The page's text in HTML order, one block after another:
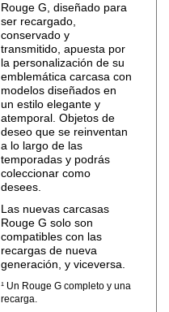
Rouge G, diseñado para
ser recargado,
conservado y
transmitido, apuesta por
la personalización de su
emblemática carcasa con
modelos diseñados en
un estilo elegante y
atemporal. Objetos de
deseo que se reinventan
a lo largo de las
temporadas y podrás
coleccionar como
desees.
Las nuevas carcasas
Rouge G solo son
compatibles con las
recargas de nueva
generación, y viceversa.
¹ Un Rouge G completo y una
recarga.